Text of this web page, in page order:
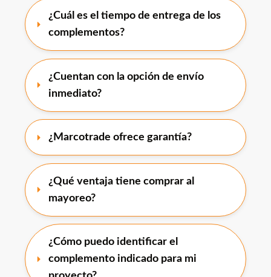
¿Cuál es el tiempo de entrega de los
complementos?
¿Cuentan con la opción de envío
inmediato?
¿Marcotrade ofrece garantía?
¿Qué ventaja tiene comprar al
mayoreo?
¿Cómo puedo identificar el
complemento indicado para mi